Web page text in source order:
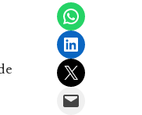
Share on WhatsApp
Share on LinkedIn
Email this Page
Email this Page